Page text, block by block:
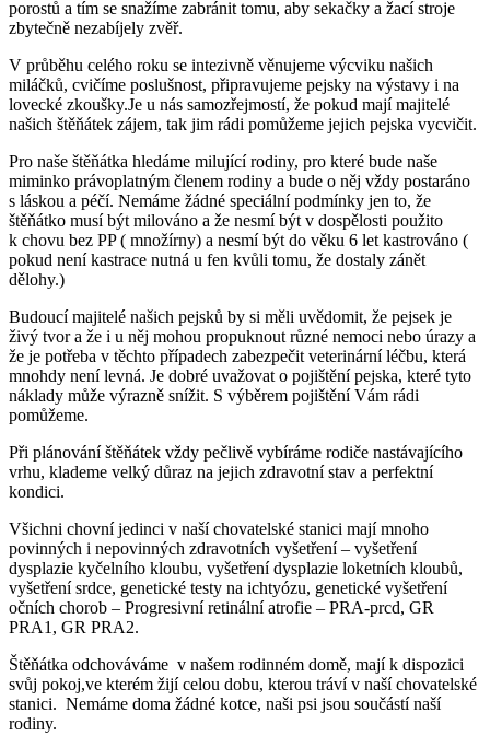
porostů a tím se snažíme zabránit tomu, aby sekačky a žací stroje
zbytečně nezabíjely zvěř.
V průběhu celého roku se intezivně věnujeme výcviku našich
miláčků, cvičíme poslušnost, připravujeme pejsky na výstavy i na
lovecké zkoušky.Je u nás samozřejmostí, že pokud mají majitelé
našich štěňátek zájem, tak jim rádi pomůžeme jejich pejska vycvičit.
Pro naše štěňátka hledáme milující rodiny, pro které bude naše
miminko právoplatným členem rodiny a bude o něj vždy postaráno
s láskou a péčí. Nemáme žádné speciální podmínky jen to, že
štěňátko musí být milováno a že nesmí být v dospělosti použito
k chovu bez PP ( množírny) a nesmí být do věku 6 let kastrováno (
pokud není kastrace nutná u fen kvůli tomu, že dostaly zánět
dělohy.)
Budoucí majitelé našich pejsků by si měli uvědomit, že pejsek je
živý tvor a že i u něj mohou propuknout různé nemoci nebo úrazy a
že je potřeba v těchto případech zabezpečit veterinární léčbu, která
mnohdy není levná. Je dobré uvažovat o pojištění pejska, které tyto
náklady může výrazně snížit. S výběrem pojištění Vám rádi
pomůžeme.
Při plánování štěňátek vždy pečlivě vybíráme rodiče nastávajícího
vrhu, klademe velký důraz na jejich zdravotní stav a perfektní
kondici.
Všichni chovní jedinci v naší chovatelské stanici mají mnoho
povinných i nepovinných zdravotních vyšetření – vyšetření
dysplazie kyčelního kloubu, vyšetření dysplazie loketních kloubů,
vyšetření srdce, genetické testy na ichtyózu, genetické vyšetření
očních chorob – Progresivní retinální atrofie – PRA-prcd, GR
PRA1, GR PRA2.
Štěňátka odchováváme v našem rodinném domě, mají k dispozici
svůj pokoj,ve kterém žijí celou dobu, kterou tráví v naší chovatelské
stanici. Nemáme doma žádné kotce, naši psi jsou součástí naší
rodiny.